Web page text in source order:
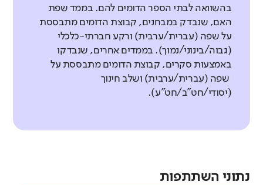
בהשוואה לבתי הספר הדומים להם. בממד שפת
האם, שנבדק במבחנים, קבוצת הדומים מתבססת
על שפה (עברית/ערבית) ורקע חברתי-כלכלי
(גבוה/בינוני/נמוך). בממדים אחרים, שנבדקו
באמצעות סקרים, קבוצת הדומים מתבססת על
שפה (עברית/ערבית) ושלב חינוך
(יסודי/חט"ב/חט"ע).
נתוני השתתפות